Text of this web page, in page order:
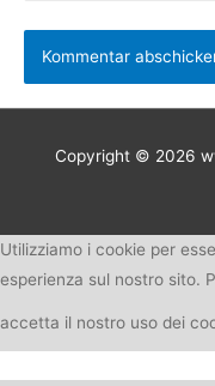
Copyright © 2026
Utilizziamo i cookie per
esperienza sul nostro sito.
accetta il nostro uso dei